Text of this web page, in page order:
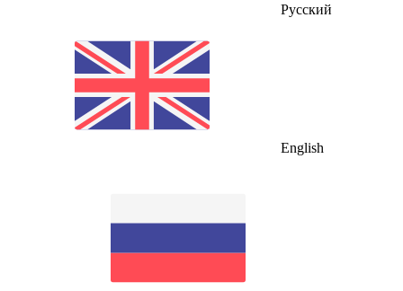
Русский
English